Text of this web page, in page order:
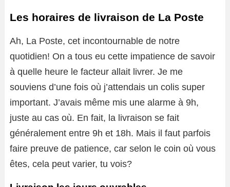
Les horaires de livraison de La Poste
Ah, La Poste, cet incontournable de notre
quotidien! On a tous eu cette impatience de savoir
à quelle heure le facteur allait livrer. Je me
souviens d’une fois où j’attendais un colis super
important. J’avais même mis une alarme à 9h,
juste au cas où. En fait, la livraison se fait
généralement entre 9h et 18h. Mais il faut parfois
faire preuve de patience, car selon le coin où vous
êtes, cela peut varier, tu vois?